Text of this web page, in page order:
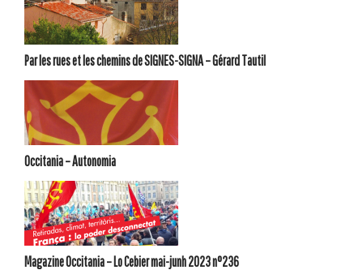
Par les rues et les chemins de SIGNES-SIGNA – Gérard Tautil
Occitania – Autonomia
Magazine Occitania – Lo Cebier mai-junh 2023 n°236